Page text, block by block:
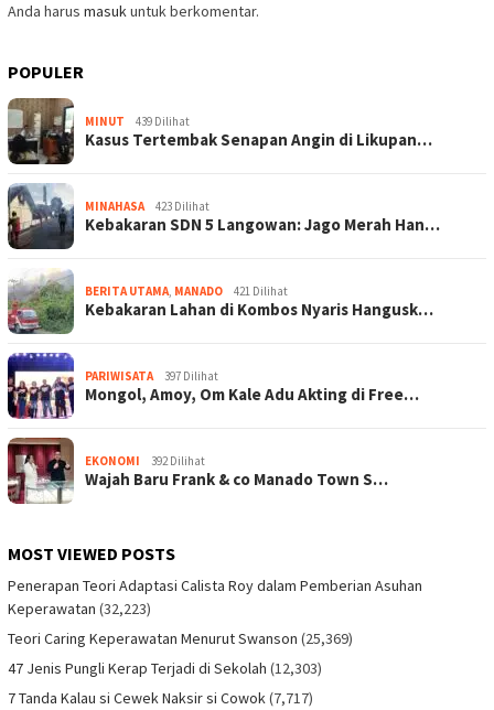
Anda harus masukuntuk berkomentar.
POPULER
MINUT 439 Dilihat
Kasus Tertembak Senapan Angin di Likupan…
MINAHASA 423 Dilihat
Kebakaran SDN 5 Langowan: Jago Merah Han…
BERITA UTAMA, MANADO 421 Dilihat
Kebakaran Lahan di Kombos Nyaris Hangusk…
PARIWISATA 397 Dilihat
Mongol, Amoy, Om Kale Adu Akting di Free…
EKONOMI 392 Dilihat
Wajah Baru Frank & co Manado Town S…
MOST VIEWED POSTS
Penerapan Teori Adaptasi Calista Roy dalam Pemberian Asuhan
Keperawatan (32,223)
Teori Caring Keperawatan Menurut Swanson (25,369)
47 Jenis Pungli Kerap Terjadi di Sekolah (12,303)
7 Tanda Kalau si Cewek Naksir si Cowok(7,717)